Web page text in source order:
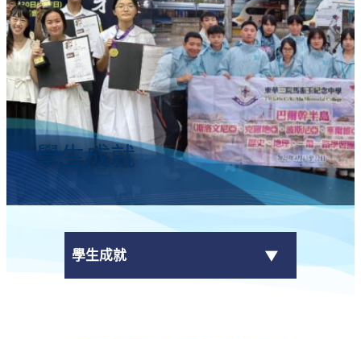
學生成就
學生成就